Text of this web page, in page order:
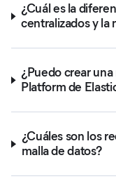
¿Cuál es la
centralizados y la
¿Puedo crear
Platform de
¿Cuáles son los
malla de datos?